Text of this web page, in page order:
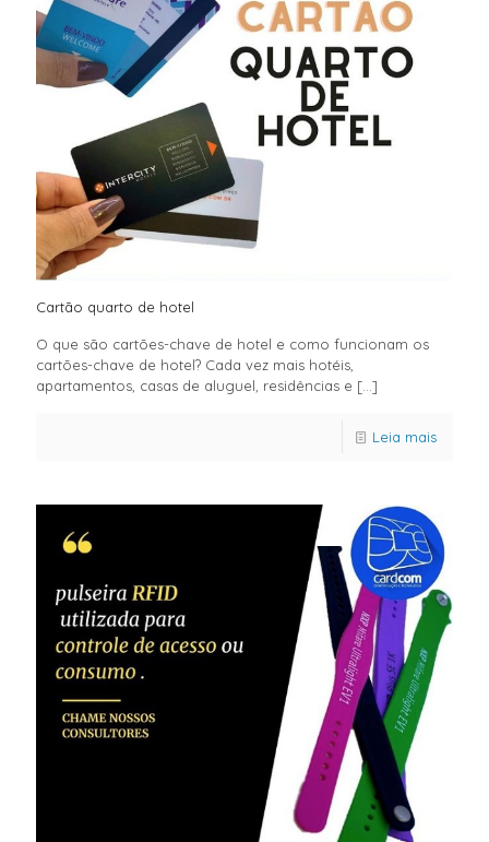
Cartão quarto de hotel
O que são cartões-chave de hotel e como funcionam os
cartões-chave de hotel? Cada vez mais hotéis,
apartamentos, casas de aluguel, residências e […]
Leia mais